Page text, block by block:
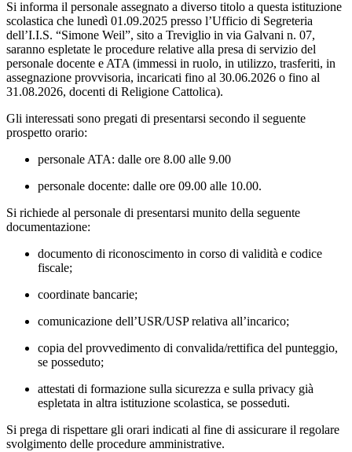
Si informa il personale assegnato a diverso titolo a questa istituzione
scolastica che lunedì 01.09.2025 presso l’Ufficio di Segreteria
dell’I.I.S. “Simone Weil”, sito a Treviglio in via Galvani n. 07,
saranno espletate le procedure relative alla presa di servizio del
personale docente e ATA (immessi in ruolo, in utilizzo, trasferiti, in
assegnazione provvisoria, incaricati fino al 30.06.2026 o fino al
31.08.2026, docenti di Religione Cattolica).
Gli interessati sono pregati di presentarsi secondo il seguente
prospetto orario:
personale ATA: dalle ore 8.00 alle 9.00
personale docente: dalle ore 09.00 alle 10.00.
Si richiede al personale di presentarsi munito della seguente
documentazione:
documento di riconoscimento in corso di validità e codice
fiscale;
coordinate bancarie;
comunicazione dell’USR/USP relativa all’incarico;
copia del provvedimento di convalida/rettifica del punteggio,
se posseduto;
attestati di formazione sulla sicurezza e sulla privacy già
espletata in altra istituzione scolastica, se posseduti.
Si prega di rispettare gli orari indicati al fine di assicurare il regolare
svolgimento delle procedure amministrative.